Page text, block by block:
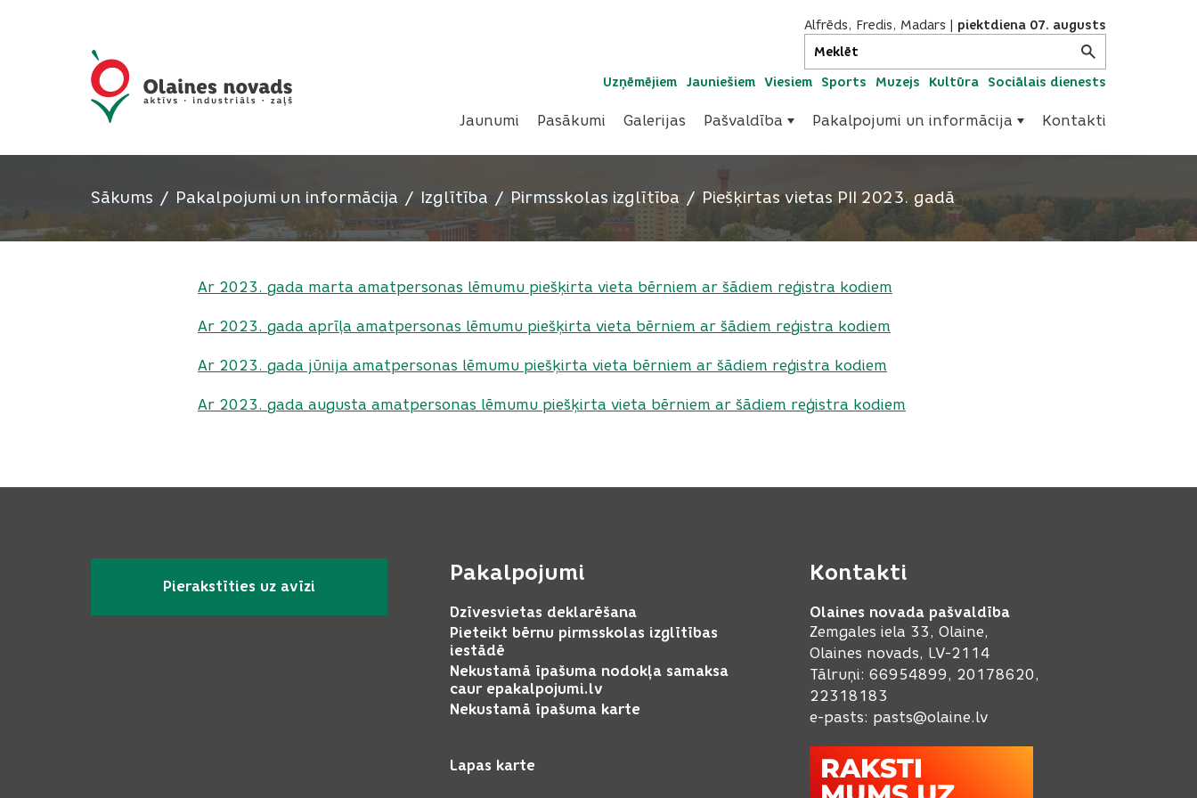
Alfrēds, Fredis, Madars piektdiena 07. augusts
Uzņēmējiem Jauniešiem Viesiem Sports Muzejs Kultūra Sociālais dienests
Jaunumi Pasākumi Galerijas Pašvaldība Pakalpojumi un informācija Kontakti
Sākums Pakalpojumi un informācija Izglītība Pirmsskolas izglītība Piešķirtas vietas PII 2023. gadā
Ar 2023. gada marta amatpersonas lēmumu piešķirta vieta bērniem ar šādiem reģistra kodiem
Ar 2023. gada aprīļa amatpersonas lēmumu piešķirta vieta bērniem ar šādiem reģistra kodiem
Ar 2023. gada jūnija amatpersonas lēmumu piešķirta vieta bērniem ar šādiem reģistra kodiem
Ar 2023. gada augusta amatpersonas lēmumu piešķirta vieta bērniem ar šādiem reģistra kodiem
Pierakstīties uz avīzi
Pakalpojumi
Dzīvesvietas deklarēšana
Pieteikt bērnu pirmsskolas izglītības
iestādē
Nekustamā īpašuma nodokļa samaksa
caur epakalpojumi.lv
Nekustamā īpašuma karte
Lapas karte
Kontakti
Olaines novada pašvaldība
Zemgales iela 33, Olaine,
Olaines novads, LV-2114
Tālruņi: 66954899, 20178620,
22318183
e-pasts: pasts@olaine.lv